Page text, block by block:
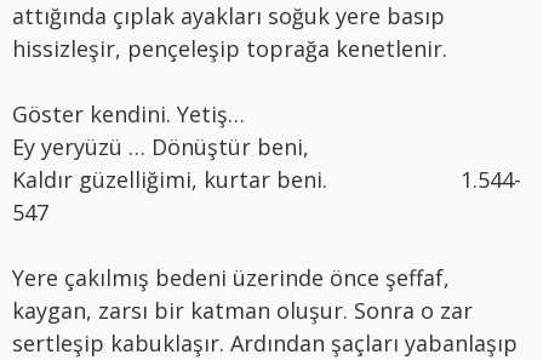
attığında çıplak ayakları soğuk yere basıp
hissizleşir, pençeleşip toprağa kenetlenir.
Göster kendini. Yetiş…
Ey yeryüzü … Dönüştür beni,
Kaldır güzelliğimi, kurtar beni. 1.544-
547
Yere çakılmış bedeni üzerinde önce şeffaf,
kaygan, zarsı bir katman oluşur. Sonra o zar
sertleşip kabuklaşır. Ardından şaçları yabanlaşıp